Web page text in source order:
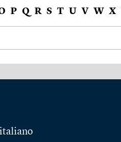
P Q R S T U V W X